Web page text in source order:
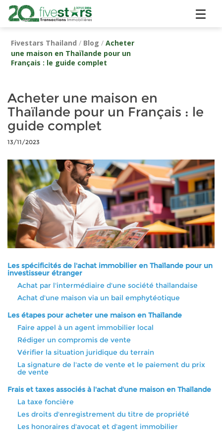
Fivestars Thailand / Blog /Acheter
une maison en Thaïlande pour un
Français : le guide complet
Acheter une maison en
Thaïlande pour un Français : le
guide complet
13/11/2023
Les spécificités de l'achat immobilier en Thaïlande pour un
investisseur étranger
Achat par l'intermédiaire d'une société thaïlandaise
Achat d'une maison via un bail emphytéotique
Les étapes pour acheter une maison en Thaïlande
Faire appel à un agent immobilier local
Rédiger un compromis de vente
Vérifier la situation juridique du terrain
La signature de l'acte de vente et le paiement du prix
de vente
Frais et taxes associés à l'achat d'une maison en Thaïlande
La taxe foncière
Les droits d'enregistrement du titre de propriété
Les honoraires d'avocat et d'agent immobilier